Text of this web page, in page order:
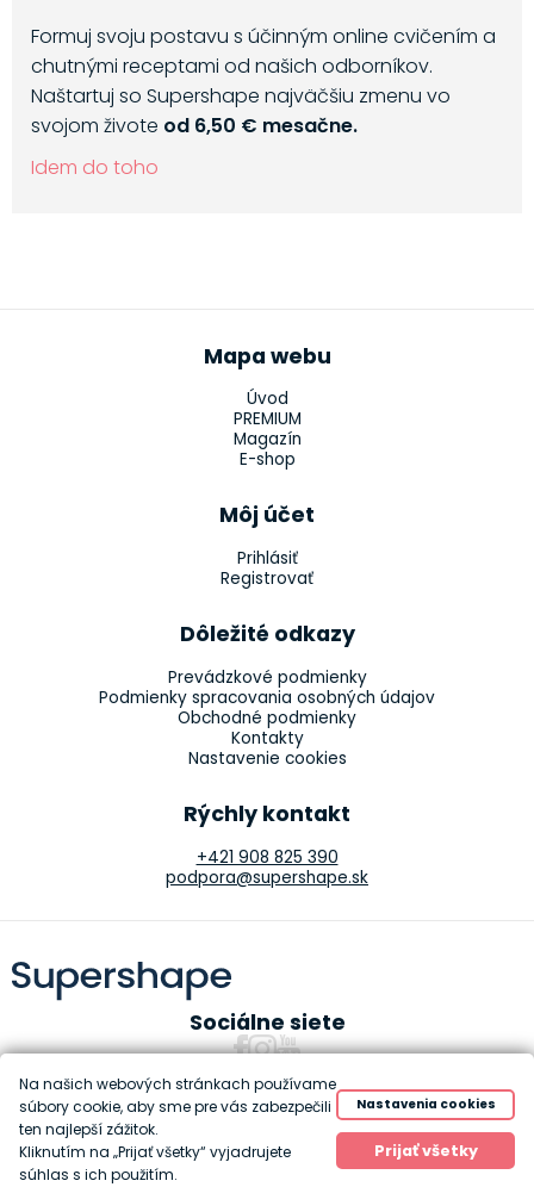
Formuj svoju postavu s účinným online cvičením a
chutnými receptami od našich odborníkov.
Naštartuj so Supershape najväčšiu zmenu vo
svojom živote od 6,50 € mesačne.
Idem do toho
Mapa webu
Úvod
PREMIUM
Magazín
E-shop
Môj účet
Prihlásiť
Registrovať
Dôležité odkazy
Prevádzkové podmienky
Podmienky spracovania osobných údajov
Obchodné podmienky
Kontakty
Nastavenie cookies
Rýchly kontakt
+421 908 825 390
podpora@supershape.sk
Sociálne siete
Copyright 2010-2026 Supershape
Created byAnawe
Na našich webových stránkach používame
súbory cookie, aby sme pre vás zabezpečili
ten najlepší zážitok.
Kliknutím na „Prijať všetky“ vyjadrujete
súhlas s ich použitím.
Nastavenia cookies
Prijať všetky